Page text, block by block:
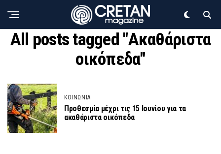
All posts tagged "Ακαθάριστα
οικόπεδα"
ΚΟΙΝΩΝΙΑ
Προθεσμία μέχρι τις 15 Ιουνίου για τα
ακαθάριστα οικόπεδα